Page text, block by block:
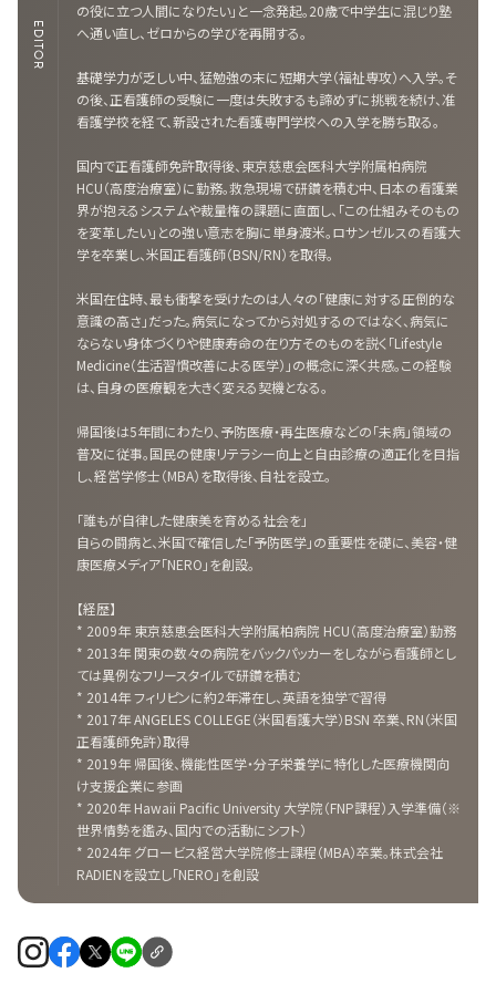
EDITOR
の役に立つ人間になりたい」と一念発起。20歳で中学生に混じり塾
へ通い直し、ゼロからの学びを再開する。
基礎学力が乏しい中、猛勉強の末に短期大学（福祉専攻）へ入学。そ
の後、正看護師の受験に一度は失敗するも諦めずに挑戦を続け、准
看護学校を経て、新設された看護専門学校への入学を勝ち取る。
国内で正看護師免許取得後、東京慈恵会医科大学附属柏病院
HCU（高度治療室）に勤務。救急現場で研鑽を積む中、日本の看護業
界が抱えるシステムや裁量権の課題に直面し、「この仕組みそのもの
を変革したい」との強い意志を胸に単身渡米。ロサンゼルスの看護大
学を卒業し、米国正看護師（BSN/RN）を取得。
米国在住時、最も衝撃を受けたのは人々の「健康に対する圧倒的な
意識の高さ」だった。病気になってから対処するのではなく、病気に
ならない身体づくりや健康寿命の在り方そのものを説く「Lifestyle
Medicine（生活習慣改善による医学）」の概念に深く共感。この経験
は、自身の医療観を大きく変える契機となる。
帰国後は5年間にわたり、予防医療・再生医療などの「未病」領域の
普及に従事。国民の健康リテラシー向上と自由診療の適正化を目指
し、経営学修士（MBA）を取得後、自社を設立。
「誰もが自律した健康美を育める社会を」
自らの闘病と、米国で確信した「予防医学」の重要性を礎に、美容・健
康医療メディア「NERO」を創設。
【経歴】
* 2009年 東京慈恵会医科大学附属柏病院 HCU（高度治療室）勤務
* 2013年 関東の数々の病院をバックパッカーをしながら看護師とし
ては異例なフリースタイルで研鑽を積む
* 2014年 フィリピンに約2年滞在し、英語を独学で習得
* 2017年 ANGELES COLLEGE（米国看護大学）BSN 卒業、RN（米国
正看護師免許）取得
* 2019年 帰国後、機能性医学・分子栄養学に特化した医療機関向
け支援企業に参画
* 2020年 Hawaii Pacific University 大学院（FNP課程）入学準備（※
世界情勢を鑑み、国内での活動にシフト）
* 2024年 グロービス経営大学院修士課程（MBA）卒業。株式会社
RADIENを設立し「NERO」を創設